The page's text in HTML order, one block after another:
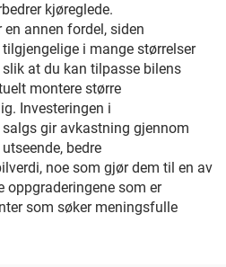
kjøreglede.
annen fordel, siden
i mange størrelser
at du kan tilpasse bilens
montere større
Investeringen i
gir avkastning gjennom
bedre
noe som gjør dem til en av
som er
som søker meningsfulle